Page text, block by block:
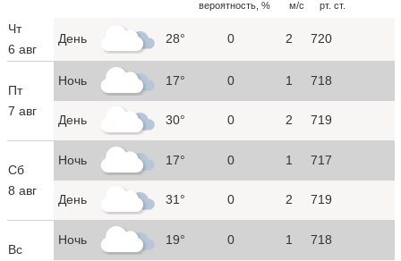
вероятность, %
м/с
рт. ст.
Чт
6 авг
День 28° 0 2 720
Пт
7 авг
Ночь 17° 0 1 718
День 30° 0 2 719
Сб
8 авг
Ночь 17° 0 1 717
День 31° 0 2 719
Вс
Ночь 19° 0 1 718